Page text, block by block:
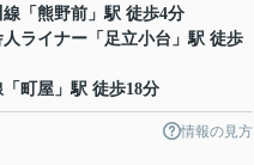
線 「 熊野前 」駅 徒歩4分
人ライナー 「 足立小台 」駅 徒歩
「 町屋 」駅 徒歩18分
情報の見方